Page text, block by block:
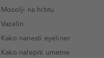
Mozolji na hrbtu
Vazelin
Kako nanesti eyeliner
Kako nalepiti umetne